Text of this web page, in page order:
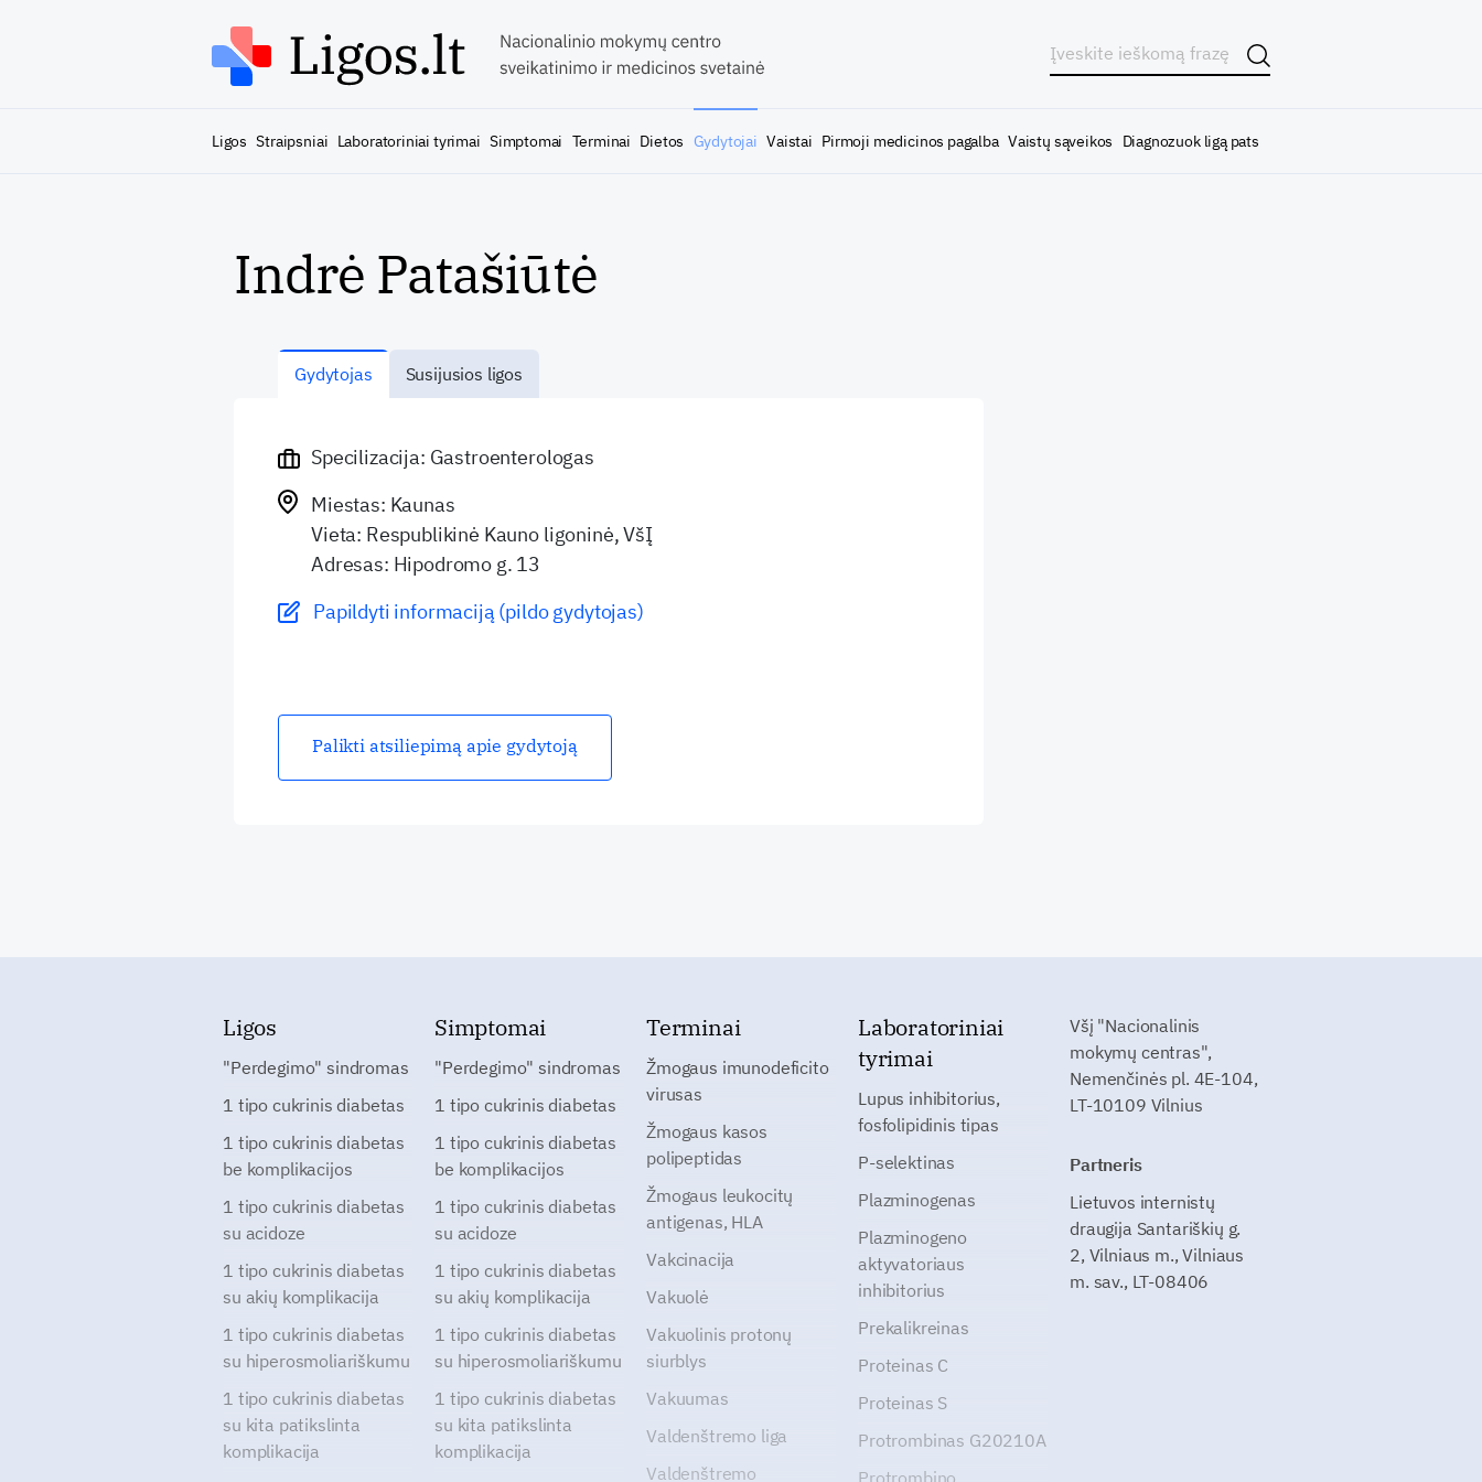
Ligos Straipsniai Laboratoriniai tyrimai Simptomai Terminai Dietos Gydytojai Vaistai Pirmoji medicinos pagalba Vaistų sąveikos Diagnozuok ligą pats
Indrė Patašiūtė
Gydytojas Susijusios ligos
Specilizacija: Gastroenterologas
Miestas: Kaunas
Vieta: Respublikinė Kauno ligoninė, VšĮ
Adresas: Hipodromo g. 13
Papildyti informaciją (pildo gydytojas)
Palikti atsiliepimą apie gydytoją
Ligos
"Perdegimo" sindromas
1 tipo cukrinis diabetas
1 tipo cukrinis diabetas
be komplikacijos
1 tipo cukrinis diabetas
su acidoze
1 tipo cukrinis diabetas
su akių komplikacija
1 tipo cukrinis diabetas
su hiperosmoliariškumu
1 tipo cukrinis diabetas
su kita patikslinta
komplikacija
Simptomai
"Perdegimo" sindromas
1 tipo cukrinis diabetas
1 tipo cukrinis diabetas
be komplikacijos
1 tipo cukrinis diabetas
su acidoze
1 tipo cukrinis diabetas
su akių komplikacija
1 tipo cukrinis diabetas
su hiperosmoliariškumu
1 tipo cukrinis diabetas
su kita patikslinta
komplikacija
Terminai
Žmogaus imunodeficito
virusas
Žmogaus kasos
polipeptidas
Žmogaus leukocitų
antigenas, HLA
Vakcinacija
Vakuolė
Vakuolinis protonų
siurblys
Vakuumas
Valdenštremo liga
Valdenštremo
Laboratoriniai
tyrimai
Lupus inhibitorius,
fosfolipidinis tipas
P-selektinas
Plazminogenas
Plazminogeno
aktyvatoriaus
inhibitorius
Prekalikreinas
Proteinas C
Proteinas S
Protrombinas G20210A
Protrombino
Všį "Nacionalinis
mokymų centras",
Nemenčinės pl. 4E-104,
LT-10109 Vilnius
Partneris
Lietuvos internistų
draugija Santariškių g.
2, Vilniaus m., Vilniaus
m. sav., LT-08406